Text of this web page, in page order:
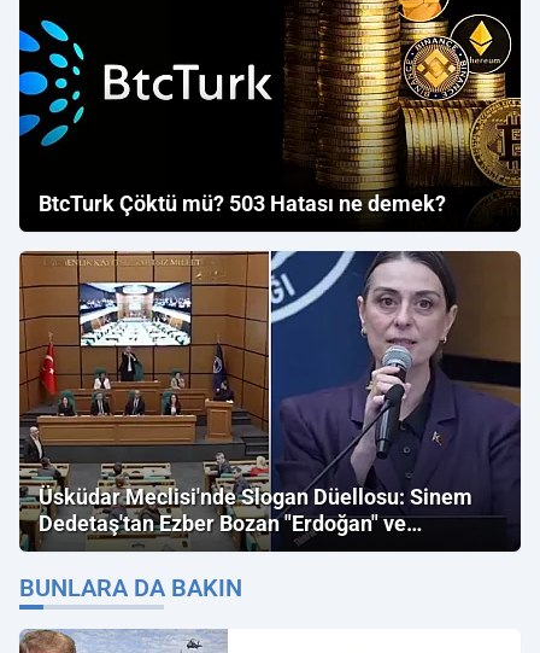
BtcTurk Çöktü mü? 503 Hatası ne demek?
Üsküdar Meclisi'nde Slogan Düellosu: Sinem
Dedetaş'tan Ezber Bozan "Erdoğan" ve
"İmamoğlu" Çıkışı!
BUNLARA DA BAKIN